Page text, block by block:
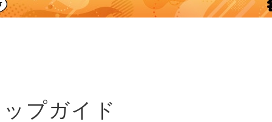
プガイド